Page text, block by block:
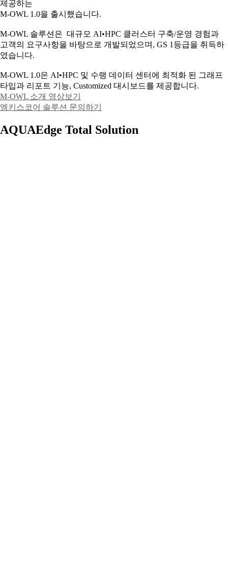
제공하는
M-OWL 1.0을 출시했습니다.
M-OWL 솔루션은 대규모 AI•HPC 클러스터 구축/운영 경험과
고객의 요구사항을 바탕으로 개발되었으며, GS 1등급을 취득하
였습니다.
M-OWL 1.0은 AI•HPC 및 수랭 데이터 센터에 최적화 된 그래프
타입과 리포트 기능, Customized 대시보드를 제공합니다.
M-OWL 소개 영상보기
엠키스코어 솔루션 문의하기
AQUAEdge Total Solution